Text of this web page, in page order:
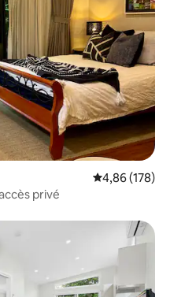
Évaluation
4,86 (178)
privé
appréciés